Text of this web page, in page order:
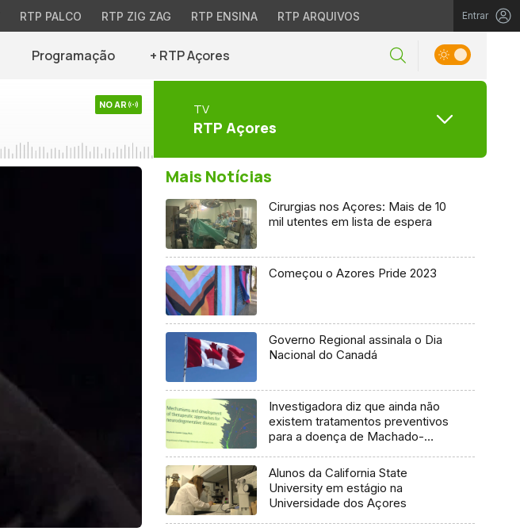
RTP PALCO RTP ZIG ZAG RTP ENSINA RTP ARQUIVOS Entrar
Programação + RTP Açores
NO AR TV
RTP Açores
Mais Notícias
Cirurgias nos Açores: Mais de 10
mil utentes em lista de espera
Começou o Azores Pride 2023
Governo Regional assinala o Dia
Nacional do Canadá
Investigadora diz que ainda não
existem tratamentos preventivos
para a doença de Machado-
Alunos da California State
University em estágio na
Universidade dos Açores